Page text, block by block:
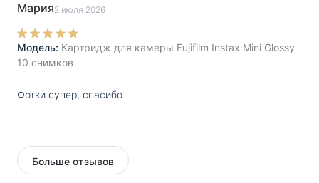
Мария2 июля 2026
Модель: Картридж для камеры Fujifilm Instax Mini Glossy
10 снимков
Фотки супер, спасибо
Больше отзывов